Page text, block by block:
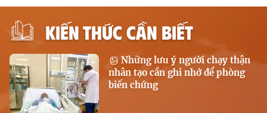
KIẾN THỨC CẦN BIẾT
Những lưu ý người chạy thận
nhân tạo cần ghi nhớ để phòng
biến chứng